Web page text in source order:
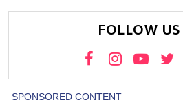
FOLLOW